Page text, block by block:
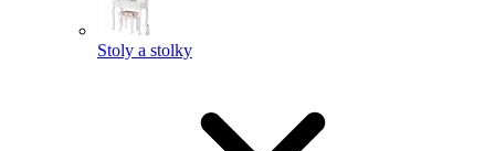
Stoly a stolky